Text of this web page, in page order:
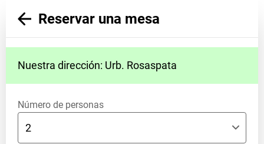
Reservar una mesa
Nuestra dirección: Urb. Rosaspata
Número de personas